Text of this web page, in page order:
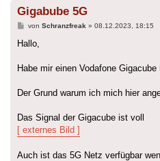
Gigabube 5G
Beitrag
von Schranzfreak » 08.12.2023, 18:15
Hallo,
Habe mir einen Vodafone Gigacube
Der Grund warum ich mich hier
Das Signal der Gigacube ist voll
[ externes Bild ]
Auch ist das 5G Netz verfügbar